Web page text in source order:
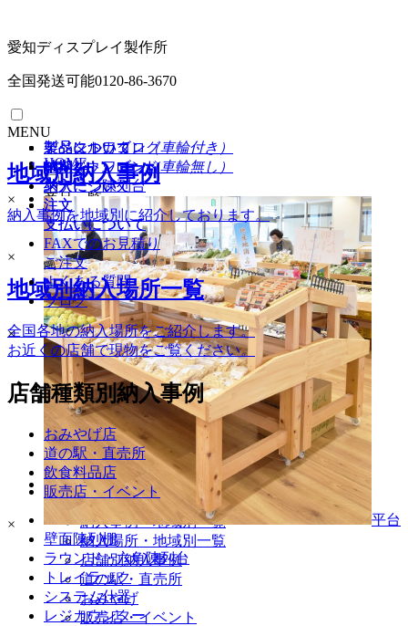
愛知ディスプレイ製作所
全国発送可能0120-86-3670
MENU
HOME
商品一覧
ワゴン（車輪付き）
ワゴン（車輪無し）
ステージ陳列台
平台
壁面陳列棚
ラウンド・六角陳列台
トレイラック
システム什器
レジカンター
シェルフラック
園芸什器
プライスカード差し・etc
納入事例
納入事例・地域別一覧
納入場所・地域別一覧
店舗別納入事例
道の駅・直売所
おみやげ
販売店・イベント
イベントワゴン（車輪付き）
イベントワゴン（車輪無し）
ステージ陳列台
平台
壁面陳列棚
ラウンド・六角陳列台
トレイラック
システム什器
レジカウンター
地域別納入事例
納入事例を地域別に紹介しております。
地域別納入場所一覧
全国各地の納入場所をご紹介します。
お近くの店舗で現物をご覧ください。
店舗種類別納入事例
おみやげ店
道の駅・直売所
飲食料品店
販売店・イベント
×
製品について
納期
納入について
注文
支払いについて
×
製品について
納期
納入について
注文
支払いについて
FAXでのお見積り
ご注文
よくある質問
ブログ
×
デジタルカタログ
PDFダウンロード
×